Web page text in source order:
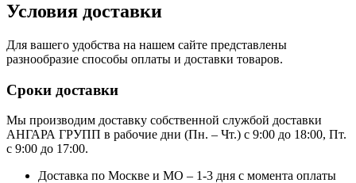
Условия доставки
Для вашего удобства на нашем сайте представлены
разнообразие способы оплаты и доставки товаров.
Сроки доставки
Мы производим доставку собственной службой доставки
АНГАРА ГРУПП в рабочие дни (Пн. – Чт.) с 9:00 до 18:00, Пт.
с 9:00 до 17:00.
Доставка по Москве и МО – 1-3 дня с момента оплаты